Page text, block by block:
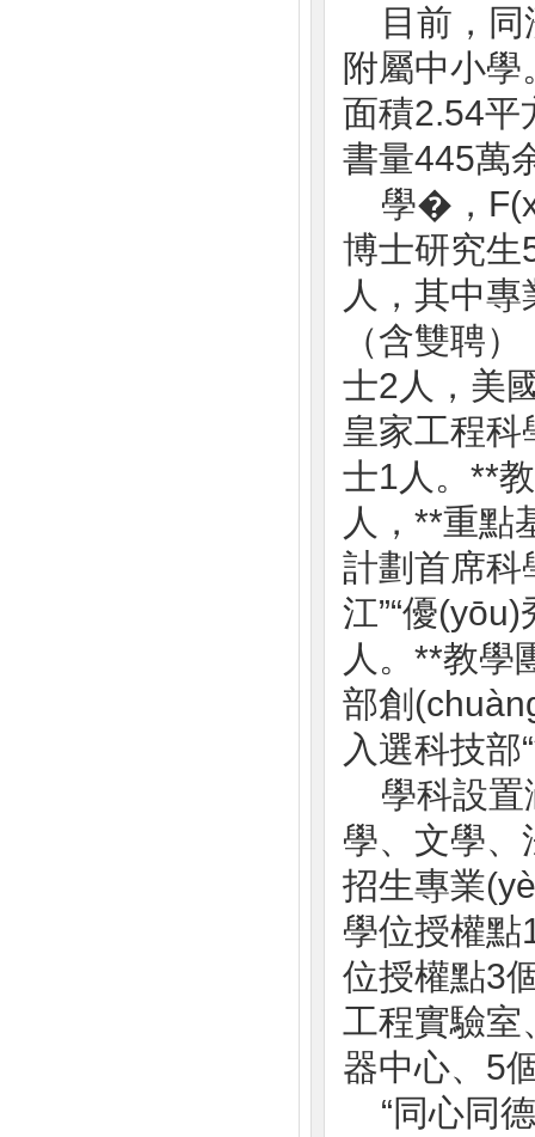
目前，
附屬中小學
面積2.54平
書量445萬
學�
博士研究生
人，其
（含雙聘
士2人，美
皇家工程科
士1人。**
人，**
計劃首席科
江”“優
人。**教學
部創
入選科技
學科設置
學、文學
招生專業
學位授權點
位授權點3個
工程實驗室
器中心
“同心同